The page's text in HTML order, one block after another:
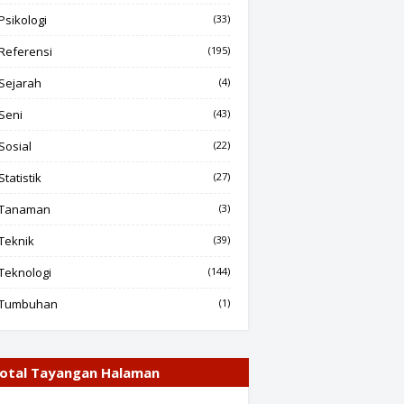
(33)
(195)
(4)
(43)
(22)
(27)
(3)
(39)
(144)
(1)
Tayangan Halaman